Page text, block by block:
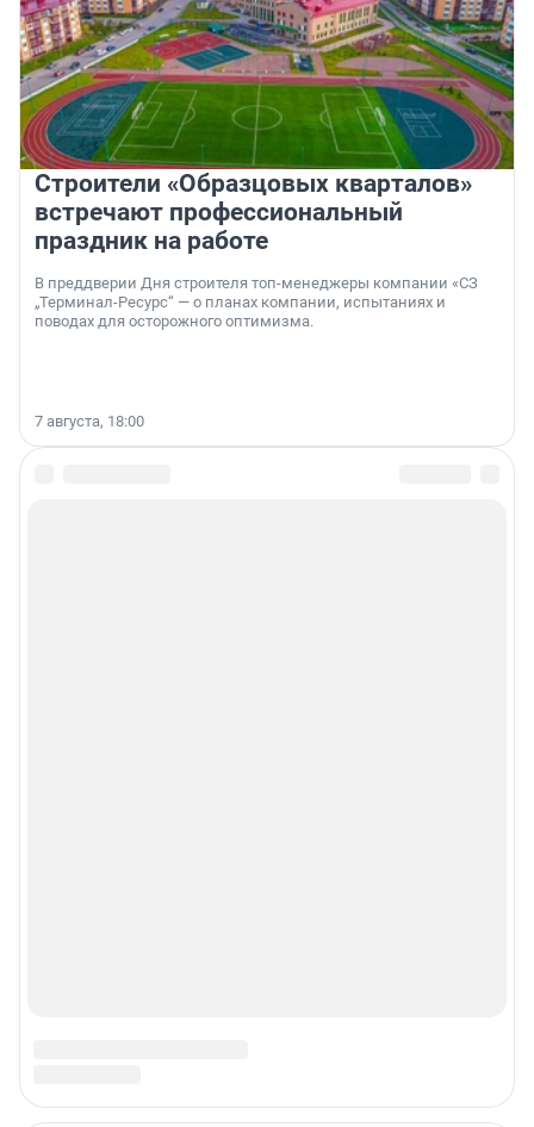
Строители «Образцовых кварталов»
встречают профессиональный
праздник на работе
В преддверии Дня строителя топ-менеджеры компании «СЗ
„Терминал-Ресурс“ — о планах компании, испытаниях и
поводах для осторожного оптимизма.
7 августа, 18:00